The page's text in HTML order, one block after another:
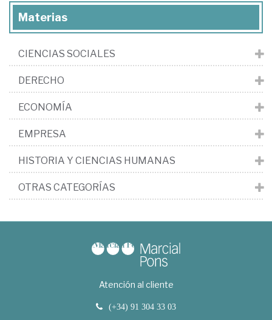
Materias
CIENCIAS SOCIALES
DERECHO
ECONOMÍA
EMPRESA
HISTORIA Y CIENCIAS HUMANAS
OTRAS CATEGORÍAS
Atención al cliente
(+34) 91 304 33 03